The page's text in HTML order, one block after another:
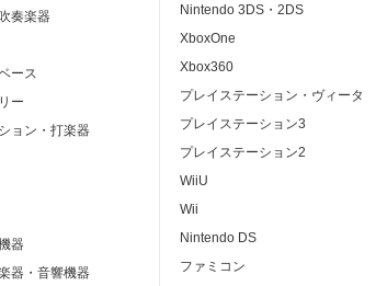
奏楽器
ース
ー
ョン・打楽器
器
器・音響機器
Nintendo 3DS・2DS
XboxOne
Xbox360
プレイステーション・ヴィータ
プレイステーション3
プレイステーション2
WiiU
Wii
Nintendo DS
ファミコン